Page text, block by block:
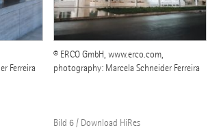
Ferreira
© ERCO GmbH, www.erco.com,
photography: Marcela Schneider Ferreira
Bild 6 / Download HiRes